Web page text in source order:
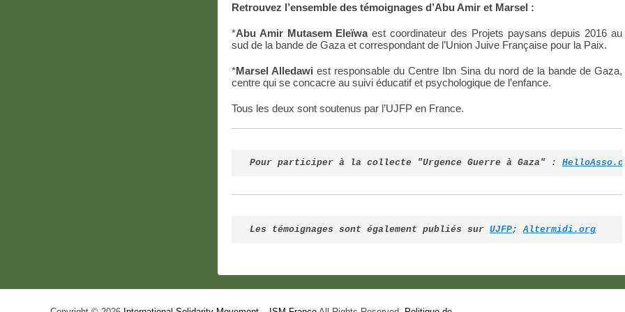
Retrouvez l’ensemble des témoignages d’Abu Amir et Marsel :
*Abu Amir Mutasem Eleïwaest coordinateur des Projets paysans depuis 2016 au
sud de la bande de Gaza et correspondant de l’Union Juive Française pour la Paix.
*Marsel Alledawi est responsable du Centre Ibn Sina du nord de la bande de Gaza,
centre qui se concacre au suivi éducatif et psychologique de l’enfance.
Tous les deux sont soutenus par l’UJFP en France.
Pour participer à la collecte "Urgence Guerre à Gaza" :
Les témoignages sont également publiés sur UJFP; Altermidi.org